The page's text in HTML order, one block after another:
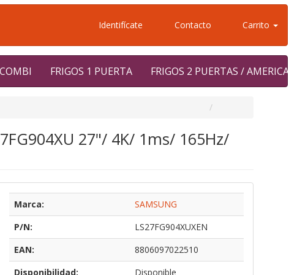
Identifícate Contacto Carrito
FRIGOS 1 PUERTA FRIGOS 2 PUERTAS /
27"/ 4K/ 1ms/ 165Hz/
Marca:
SAMSUNG
P/N:
LS27FG904XUXEN
EAN:
8806097022510
Disponibilidad:
Disponible